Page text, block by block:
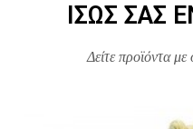
ΊΣΩΣ ΣΑΣ
Δείτε προϊόντα